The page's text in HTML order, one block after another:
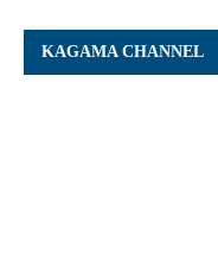
KAGAMA CHANNEL